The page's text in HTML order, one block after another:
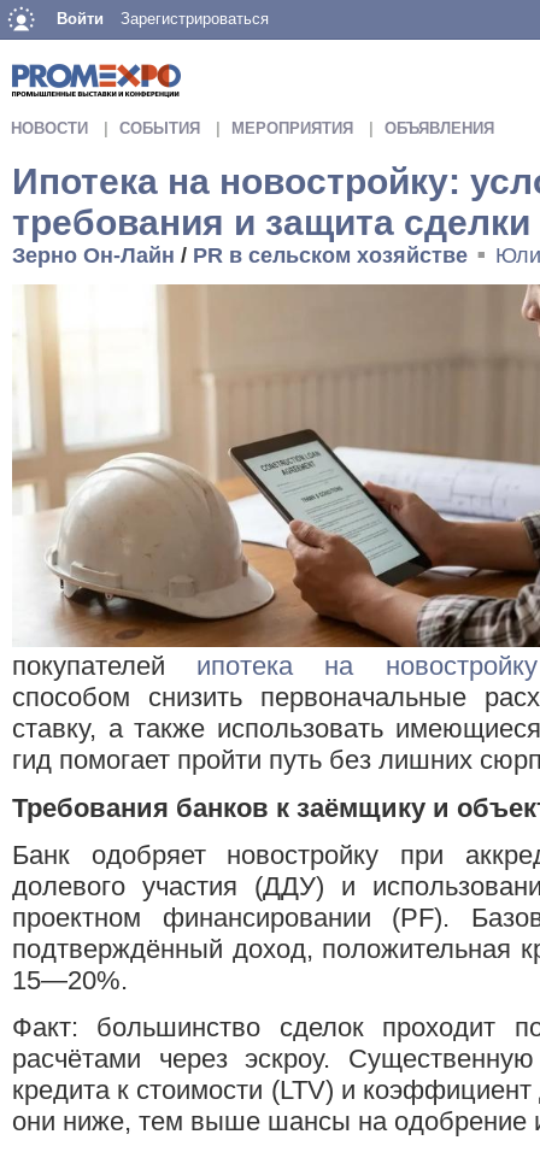
Войти Зарегистрироваться
НОВОСТИ СОБЫТИЯ МЕРОПРИЯТИЯ ОБЪЯВЛЕНИЯ
Ипотека на новостройку:
требования и защита сделки
Зерно Он-Лайн / PR в сельском хозяйстве ■
покупателей ипотека на новостройку
способом снизить первоначальные
ставку, а также использовать
гид помогает пройти путь без лишних
Требования банков к заёмщику и
Банк одобряет новостройку при
долевого участия (ДДУ) и
проектном финансировании (PF).
подтверждённый доход, положительная
15—20%.
Факт: большинство сделок
расчётами через эскроу.
кредита к стоимости (LTV) и
они ниже, тем выше шансы на одобрение